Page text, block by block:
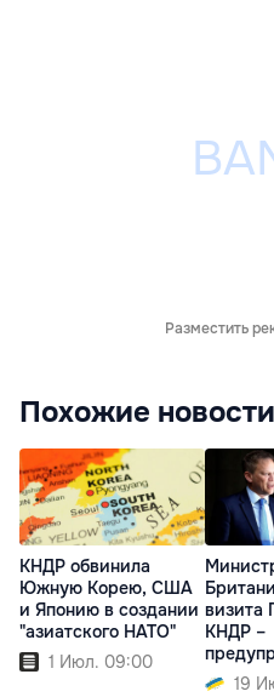
Разместить
Похожие новости
КНДР обвинила
Южную Корею, США
и Японию в создании
"азиатского НАТО"
1 Июл. 09:00
визита
КНДР –
19